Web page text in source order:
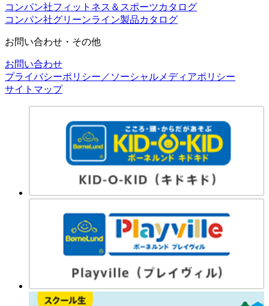
コンパン社フィットネス＆スポーツカタログ
コンパン社グリーンライン製品カタログ
お問い合わせ・その他
お問い合わせ
プライバシーポリシー／ソーシャルメディアポリシー
サイトマップ